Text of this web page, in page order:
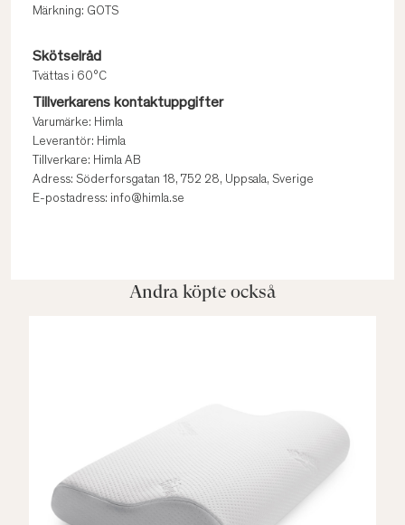
Märkning: GOTS
Skötselråd
Tvättas i 60°C
Tillverkarens kontaktuppgifter
Varumärke: Himla
Leverantör: Himla
Tillverkare: Himla AB
Adress: Söderforsgatan 18, 752 28, Uppsala, Sverige
E-postadress: info@himla.se
Andra köpte också